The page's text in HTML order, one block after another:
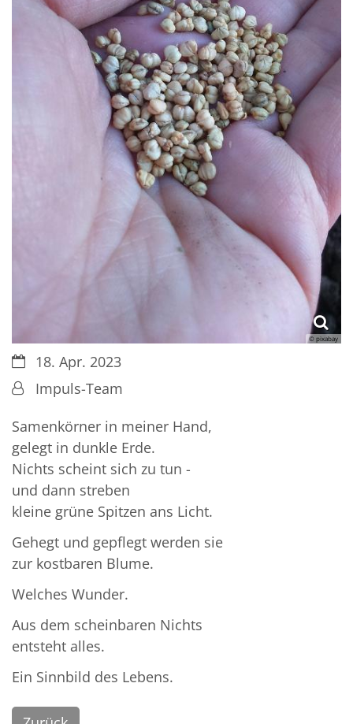
© pixabay
Datum:18. Apr. 2023
Von:Impuls-Team
Samenkörner in meiner Hand,
gelegt in dunkle Erde.
Nichts scheint sich zu tun -
und dann streben
kleine grüne Spitzen ans Licht.
Gehegt und gepflegt werden sie
zur kostbaren Blume.
Welches Wunder.
Aus dem scheinbaren Nichts
entsteht alles.
Ein Sinnbild des Lebens.